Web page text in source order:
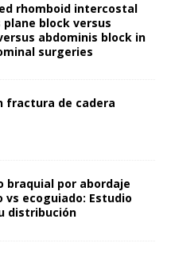
rhomboid intercostal
block versus
abdominis block in
surgeries
fractura de cadera
braquial por abordaje
vs ecoguiado: Estudio
distribución